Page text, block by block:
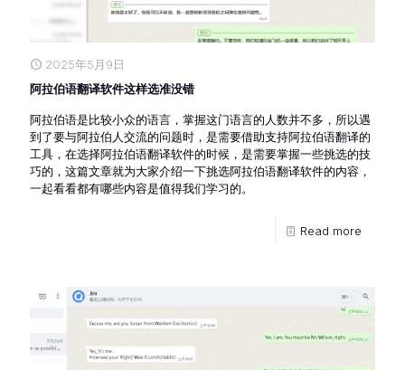
2025年5月9日
阿拉伯语翻译软件这样选准没错
阿拉伯语是比较小众的语言，掌握这门语言的人数并不多，所以遇
到了要与阿拉伯人交流的问题时，是需要借助支持阿拉伯语翻译的
工具，在选择阿拉伯语翻译软件的时候，是需要掌握一些挑选的技
巧的，这篇文章就为大家介绍一下挑选阿拉伯语翻译软件的内容，
一起看看都有哪些内容是值得我们学习的。
Read more